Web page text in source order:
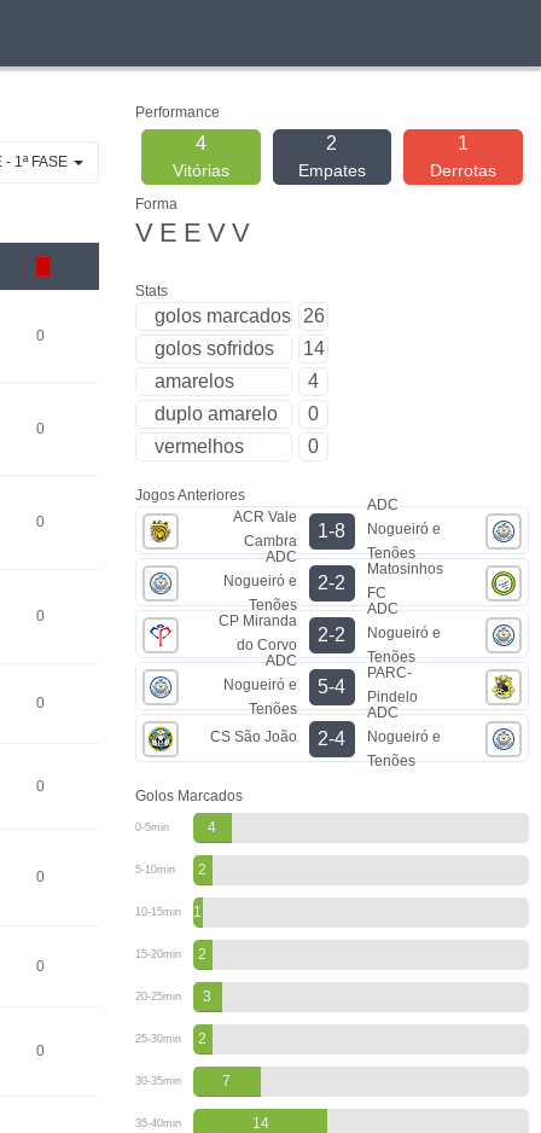
1ª FASE
0
0
0
0
0
0
0
0
0
Performance
4
Vitórias
2
Empates
1
Derrotas
Forma
V E E V V
Stats
golos marcados
26
golos sofridos
14
amarelos
4
duplo amarelo
0
vermelhos
0
Jogos Anteriores
ACR Vale
Cambra
1-8
ADC
Nogueiró e
Tenões
ADC
Nogueiró e
Tenões
2-2
Matosinhos
FC
CP Miranda
do Corvo
2-2
ADC
Nogueiró e
Tenões
ADC
Nogueiró e
Tenões
5-4
PARC-
Pindelo
CS São João 2-4
ADC
Nogueiró e
Tenões
Golos Marcados
0-5min 4
5-10min 2
10-15min 1
15-20min 2
20-25min 3
25-30min 2
30-35min 7
35-40min 14